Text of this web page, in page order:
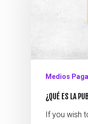
Medios
¿QUÉ ES LA
If you wish